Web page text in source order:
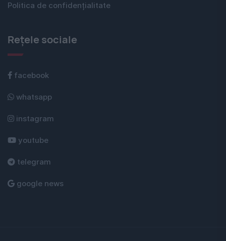
Politica de confidențialitate
Rețele sociale
facebook
whatsapp
instagram
youtube
telegram
google news